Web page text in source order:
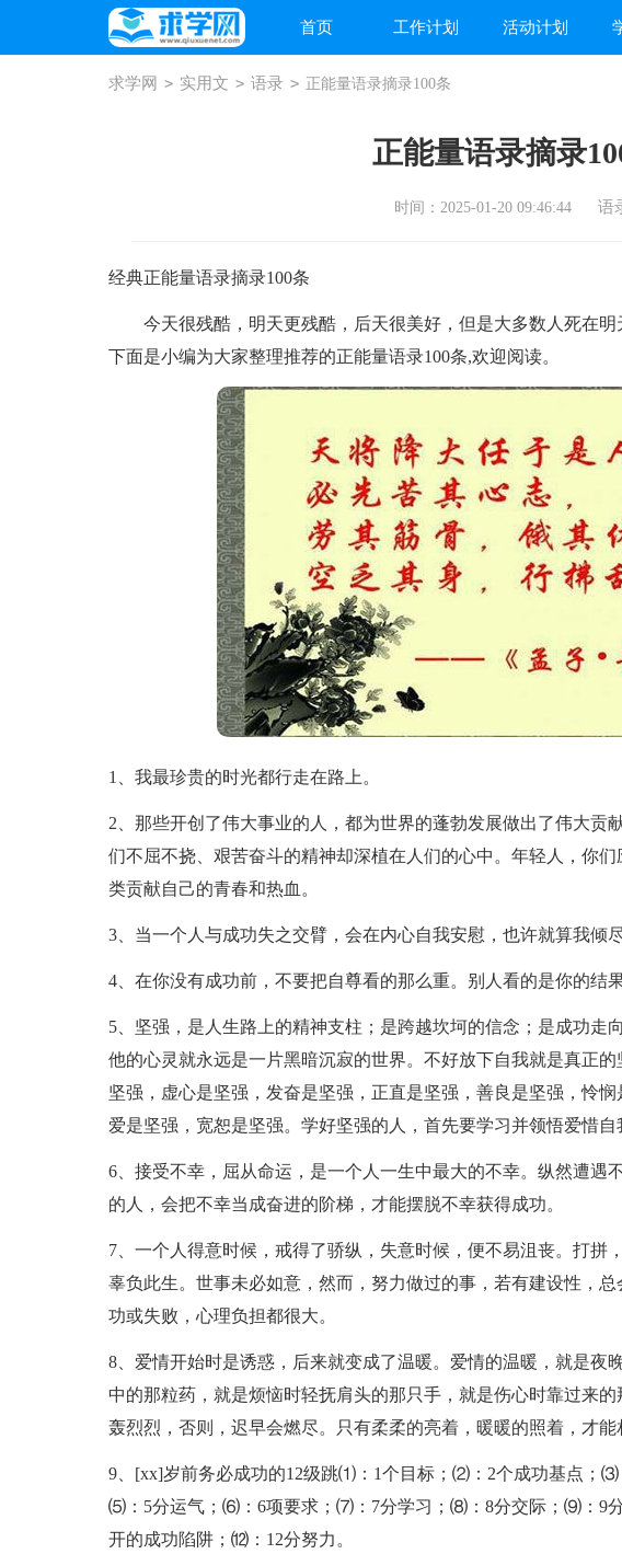
首页 工作计划 活动计划
求学网 > 实用文 > 语录 > 正能量语录摘录100条
正能量语录摘录
时间：2025-01-20 09:46:44 语
经典正能量语录摘录100条
今天很残酷，明天更残酷，后天很美好，但是大多数人死在
下面是小编为大家整理推荐的正能量语录100条,欢迎阅读。
1、我最珍贵的时光都行走在路上。
2、那些开创了伟大事业的人，都为世界的蓬勃发展做出了伟大贡
们不屈不挠、艰苦奋斗的精神却深植在人们的心中。年轻人，你
类贡献自己的青春和热血。
3、当一个人与成功失之交臂，会在内心自我安慰，也许就算我倾
4、在你没有成功前，不要把自尊看的那么重。别人看的是你的结
5、坚强，是人生路上的精神支柱；是跨越坎坷的信念；是成功走
他的心灵就永远是一片黑暗沉寂的世界。不好放下自我就是真正
坚强，虚心是坚强，发奋是坚强，正直是坚强，善良是坚强，怜
爱是坚强，宽恕是坚强。学好坚强的人，首先要学习并领悟爱惜自
6、接受不幸，屈从命运，是一个人一生中最大的不幸。纵然遭遇
的人，会把不幸当成奋进的阶梯，才能摆脱不幸获得成功。
7、一个人得意时候，戒得了骄纵，失意时候，便不易沮丧。打拼
辜负此生。世事未必如意，然而，努力做过的事，若有建设性，
功或失败，心理负担都很大。
8、爱情开始时是诱惑，后来就变成了温暖。爱情的温暖，就是夜
中的那粒药，就是烦恼时轻抚肩头的那只手，就是伤心时靠过来
轰烈烈，否则，迟早会燃尽。只有柔柔的亮着，暖暖的照着，才能
9、[xx]岁前务必成功的12级跳⑴：1个目标；⑵：2个成功基点；⑶
⑸：5分运气；⑹：6项要求；⑺：7分学习；⑻：8分交际；⑼：9
开的成功陷阱；⑿：12分努力。